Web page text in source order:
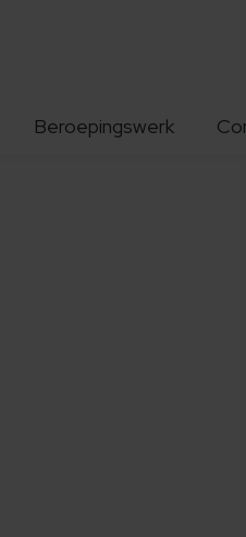
Beroepingswerk